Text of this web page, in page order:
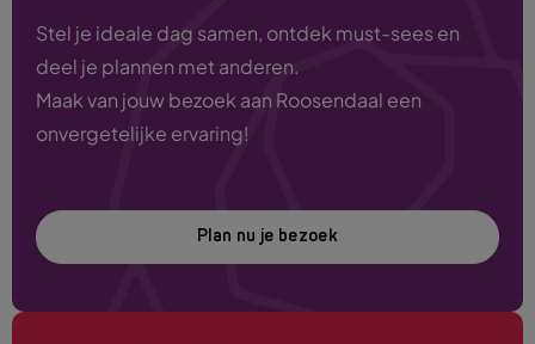
Stel je ideale dag samen, ontdek must-sees en
deel je plannen met anderen.
Maak van jouw bezoek aan Roosendaal een
onvergetelijke ervaring!
Plan nu je bezoek